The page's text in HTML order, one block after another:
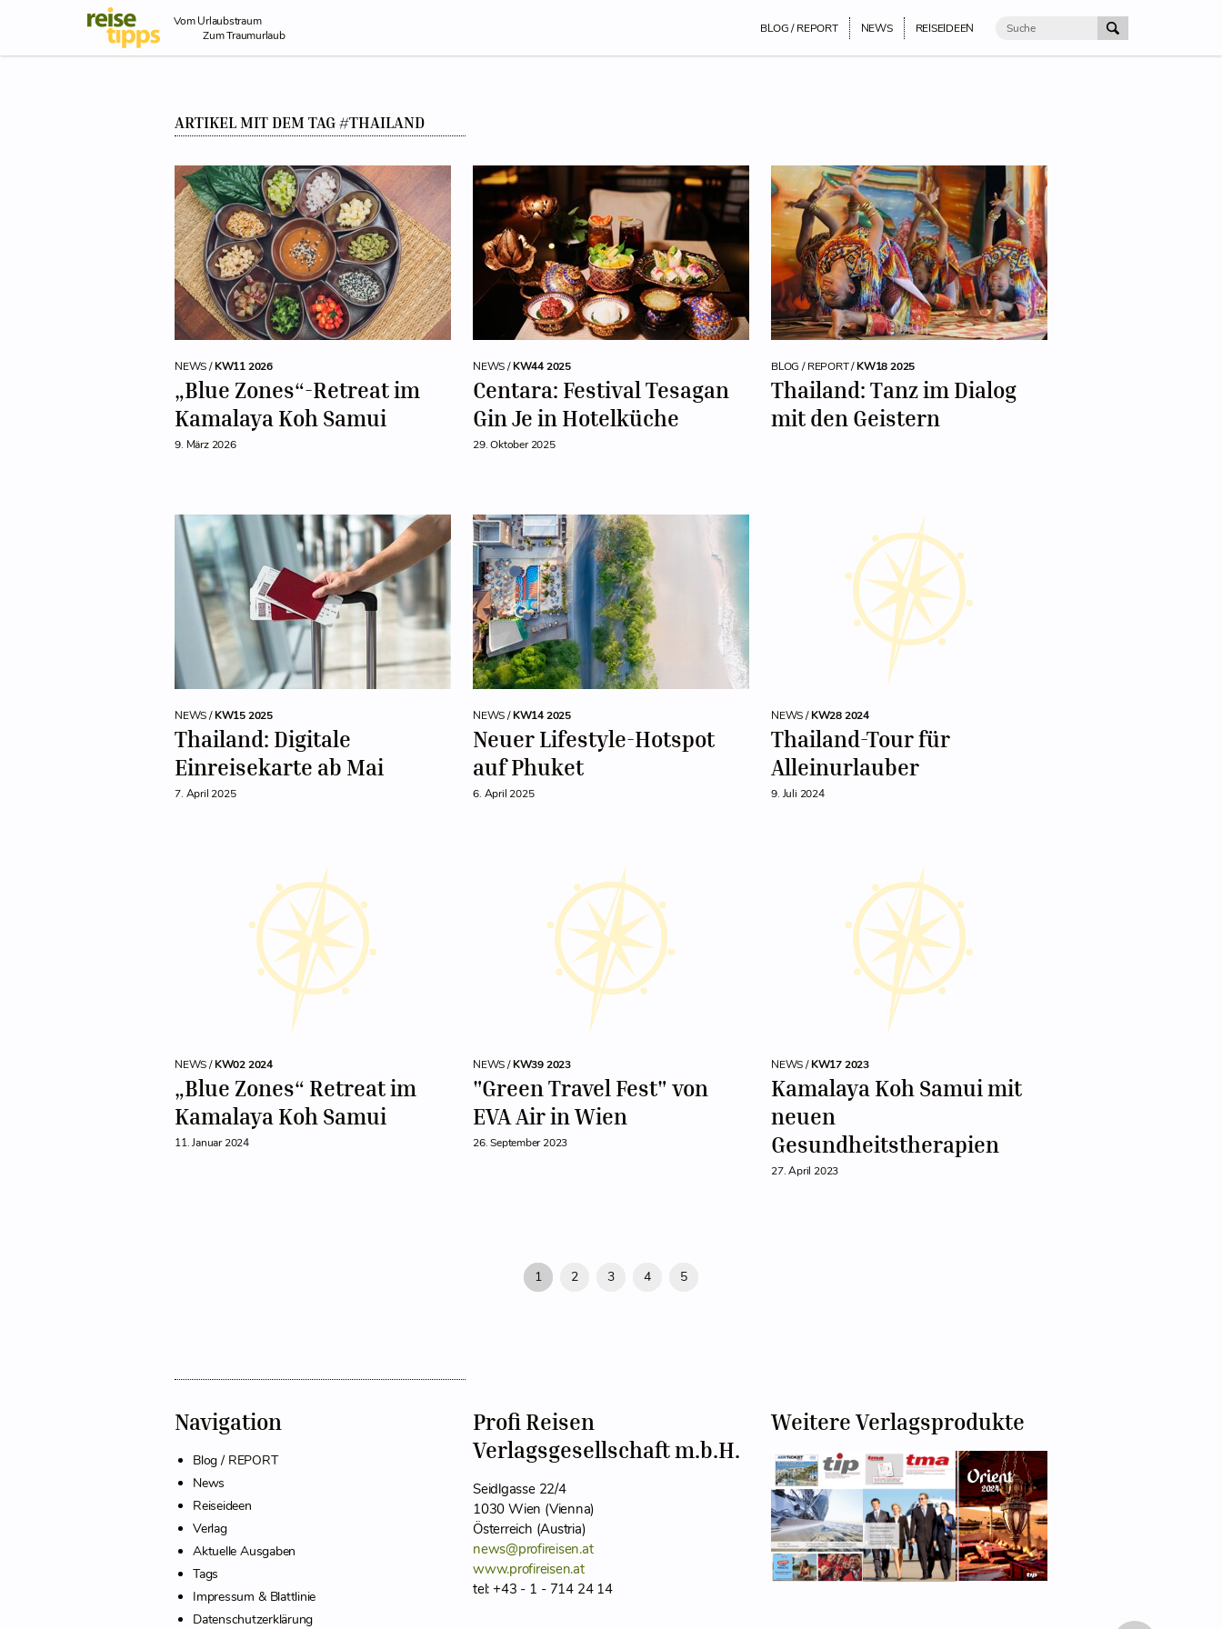
Skip to Content
Vom Urlaubstraum
Zum Traumurlaub
BLOG / REPORT NEWS REISEIDEEN
ARTIKEL MIT DEM TAG #THAILAND
NEWS /KW11 2026
„Blue Zones“-Retreat im
Kamalaya Koh Samui
9. März 2026
NEWS /KW44 2025
Centara: Festival Tesagan
Gin Je in Hotelküche
29. Oktober 2025
BLOG / REPORT /KW18 2025
Thailand: Tanz im Dialog
mit den Geistern
NEWS /KW15 2025
Thailand: Digitale
Einreisekarte ab Mai
7. April 2025
NEWS /KW14 2025
Neuer Lifestyle-Hotspot
auf Phuket
6. April 2025
NEWS /KW28 2024
Thailand-Tour für
Alleinurlauber
9. Juli 2024
NEWS /KW02 2024
„Blue Zones“ Retreat im
Kamalaya Koh Samui
11. Januar 2024
NEWS /KW39 2023
"Green Travel Fest" von
EVA Air in Wien
26. September 2023
NEWS /KW17 2023
Kamalaya Koh Samui mit
neuen
Gesundheitstherapien
27. April 2023
1 2 3 4 5
Navigation
Blog / REPORT
News
Reiseideen
Verlag
Aktuelle Ausgaben
Tags
Impressum & Blattlinie
Datenschutzerklärung
Profi Reisen
Verlagsgesellschaft m.b.H.
Seidlgasse 22/4
1030 Wien (Vienna)
Österreich (Austria)
news@profireisen.at
www.profireisen.at
tel: +43 - 1 - 714 24 14
Weitere Verlagsprodukte